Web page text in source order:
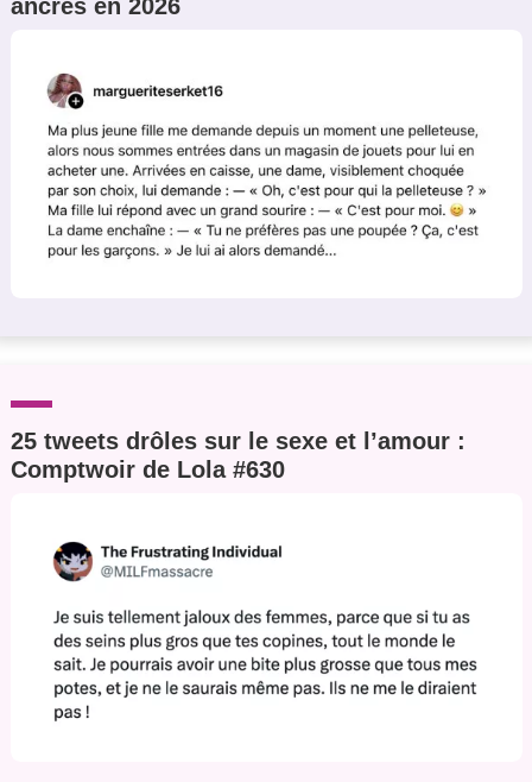
ancrés en 2026
25 tweets drôles sur le sexe et l’amour :
Comptwoir de Lola #630